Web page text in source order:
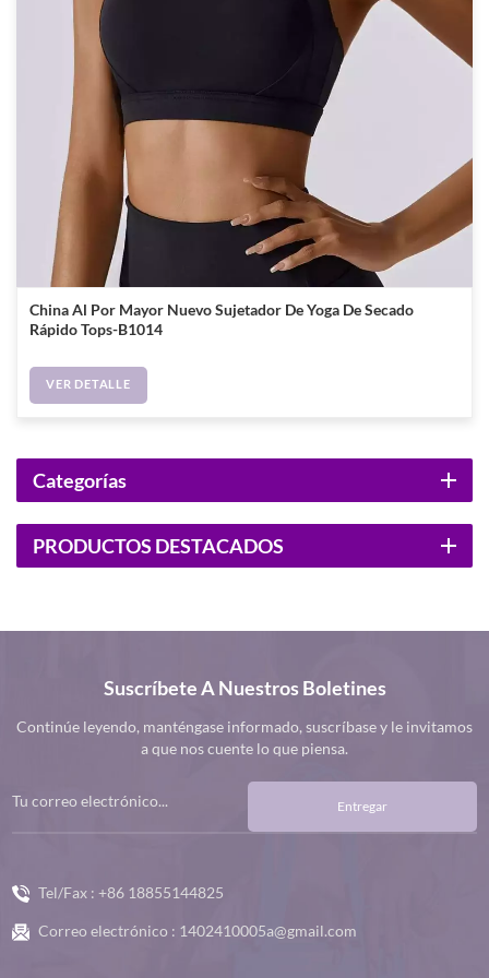
China Al Por Mayor Nuevo Sujetador De Yoga De Secado
Rápido Tops-B1014
VER DETALLE
Categorías
PRODUCTOS DESTACADOS
Suscríbete A Nuestros Boletines
Continúe leyendo, manténgase informado, suscríbase y le invitamos
a que nos cuente lo que piensa.
Entregar
Tel/Fax : +86 18855144825
Correo electrónico : 1402410005a@gmail.com